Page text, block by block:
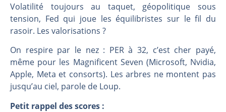
Volatilité toujours au taquet, géopolitique sous
tension, Fed qui joue les équilibristes sur le fil du
rasoir. Les valorisations ?
On respire par le nez : PER à 32, c’est cher payé,
même pour les Magnificent Seven (Microsoft, Nvidia,
Apple, Meta et consorts). Les arbres ne montent pas
jusqu’au ciel, parole de Loup.
Petit rappel des scores :